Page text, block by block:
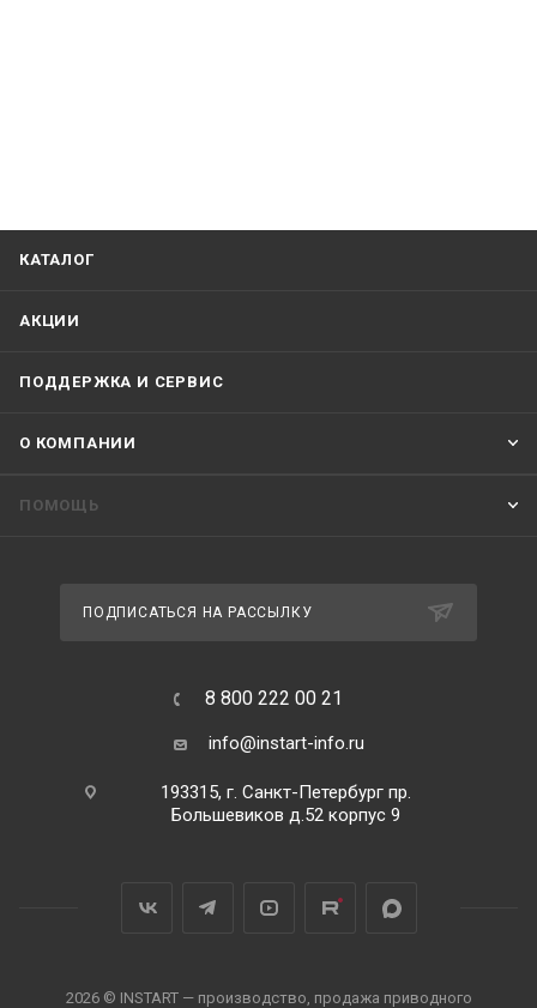
КАТАЛОГ
АКЦИИ
ПОДДЕРЖКА И СЕРВИС
О КОМПАНИИ
ПОМОЩЬ
ПОДПИСАТЬСЯ НА РАССЫЛКУ
8 800 222 00 21
info@instart-info.ru
193315, г. Санкт-Петербург пр.
Большевиков д.52 корпус 9
2026 © INSTART — производство, продажа приводного